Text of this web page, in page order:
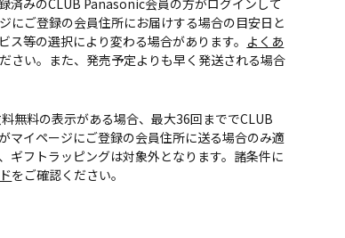
済みのCLUB Panasonic会員の方がログインして
にご登録の会員住所にお届けする場合の目安日と
ス等の選択により変わる場合があります。 よくあ
さい。また、発売予定よりも早く発送される場合
無料の表示がある場合、最大36回まででCLUB
マイページにご登録の会員住所に送る場合のみ適
ギフトラッピングは対象外となります。諸条件に
をご確認ください。